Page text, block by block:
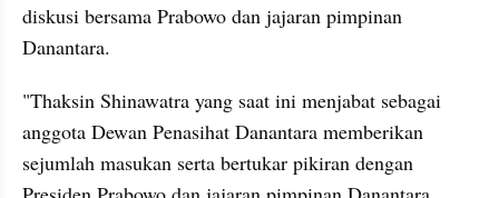
diskusi bersama Prabowo dan jajaran pimpinan
Danantara.
"Thaksin Shinawatra yang saat ini menjabat sebagai
anggota Dewan Penasihat Danantara memberikan
sejumlah masukan serta bertukar pikiran dengan